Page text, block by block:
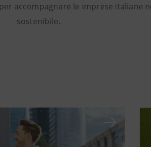
accompagnare le imprese italiane
sostenibile.